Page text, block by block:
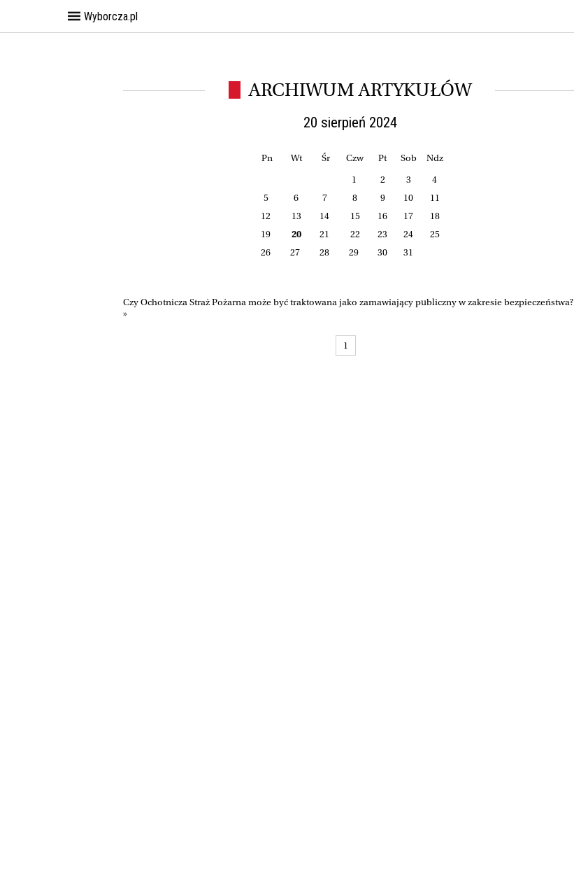
Wyborcza.pl
ARCHIWUM ARTYKUŁÓW
20 sierpień 2024
Pn Wt Śr Czw Pt Sob Ndz
1 2 3
4
5
6 7 8 9 10
11
12
13 14 15 16 17
18
19
20 21 22 23 24
25
26
27 28 29 30 31
Czy Ochotnicza Straż Pożarna może być traktowana jako zamawiający publiczny w zakresie bezpieczeństwa?
»
1